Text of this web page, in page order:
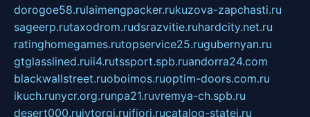
dorogoe58.rulaimengpacker.rukuzova-zapchasti.ru
sageerp.rutaxodrom.rudsrazvitie.ruhardcity.net.ru
ratinghomegames.rutopservice25.rugubernyan.ru
gtglasslined.ruii4.rutssport.spb.ruandorra24.com
blackwallstreet.ruoboimos.ruoptim-doors.com.ru
ikuch.runycr.org.runpa21.ruvremya-ch.spb.ru
desert000.ruivtorgi.ruifiori.rucatalog-statei.ru